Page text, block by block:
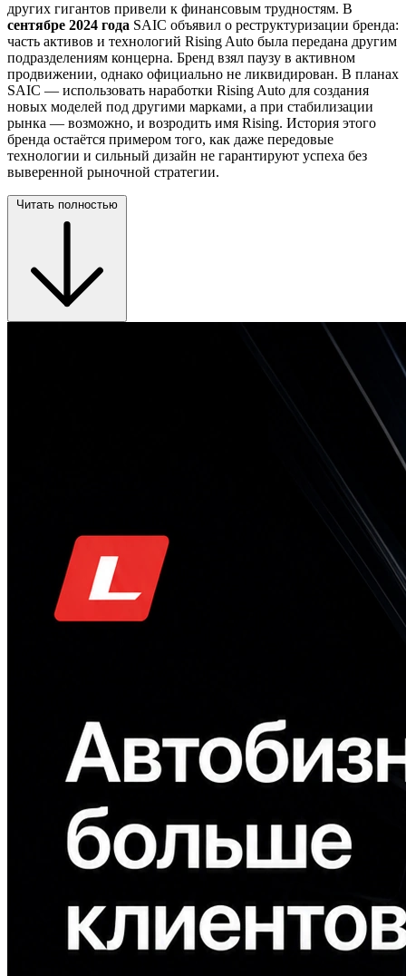
других гигантов привели к финансовым трудностям. В
сентябре 2024 года SAIC объявил о реструктуризации бренда:
часть активов и технологий Rising Auto была передана другим
подразделениям концерна. Бренд взял паузу в активном
продвижении, однако официально не ликвидирован. В планах
SAIC — использовать наработки Rising Auto для создания
новых моделей под другими марками, а при стабилизации
рынка — возможно, и возродить имя Rising. История этого
бренда остаётся примером того, как даже передовые
технологии и сильный дизайн не гарантируют успеха без
выверенной рыночной стратегии.
Читать полностью